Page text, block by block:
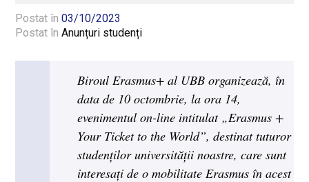
Postat în03/10/2023
Postat înAnunțuri studenți
Biroul Erasmus+ al UBB organizează, în
data de 10 octombrie, la ora 14,
evenimentul on-line intitulat „Erasmus +
Your Ticket to the World”, destinat tuturor
studenților universității noastre, care sunt
interesați de o mobilitate Erasmus în acest